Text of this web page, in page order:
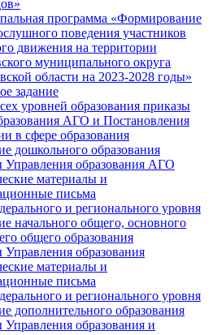
программа «Формирование
поведения участников
движения на территории
муниципального округа
области на 2023-2028 годы»
задание
уровней образования приказы
АГО и Постановления
в сфере образования
дошкольного образования
Управления образования АГО
материалы и
письма
и регионального уровня
начального общего, основного
общего образования
образования
материалы и
письма
и регионального уровня
дополнительного образования
образования и